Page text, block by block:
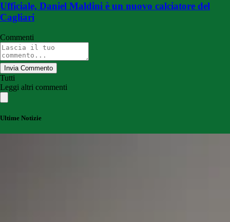
Ufficiale, Daniel Maldini è un nuovo calciatore del
Cagliari
Commenti
Invia Commento
Tutti
Leggi altri commenti
Ultime Notizie